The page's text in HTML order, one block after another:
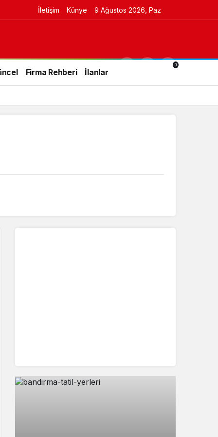
İletişim Künye 9 Ağustos 2026, Paz
0
Firma Rehberi İlanlar